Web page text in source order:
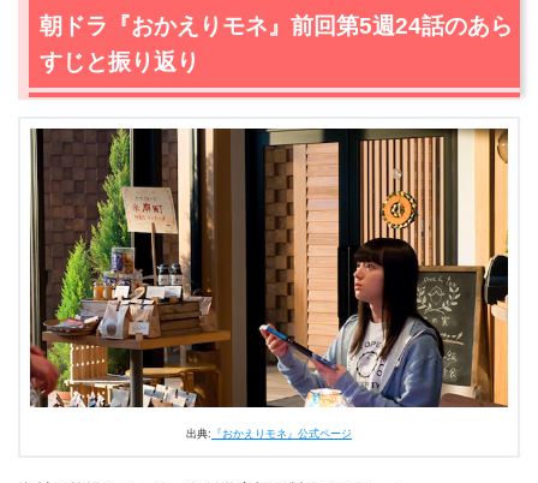
【ネタバレ】朝ドラ『おかえりモネ』第5週25話あらす
じ・感想
2.1学童机製作は陽の光を使って問題解決か？
波（坂口健太郎）、急接近か！？
2.3 菅波（坂口健太郎）の診察を受ける田中（塚本晋也）
は…
3.朝ドラ『おかえりモネ』第5週25話あらすじ・ネタバレ
感想まとめ
朝ドラ『おかえりモネ』前回第5週24話のあら
すじと振り返り
出典: 『おかえりモネ』公式ページ